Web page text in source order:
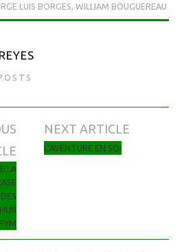
LUIS BORGES ,WILLIAM BOUGUEREAU
articles
LA
NEXT ARTICLE
L’AVENTURE EN SOI